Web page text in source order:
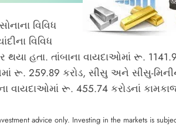
વિવિધ
વિવિધ
થયા હતા. તાંબાના વાયદાઓમાં રૂ.
રૂ. 259.89 કરોડ, સીસુ અને સીસુ-
રૂ. 455.74 કરોડનાં
advice only. Investing in the markets is